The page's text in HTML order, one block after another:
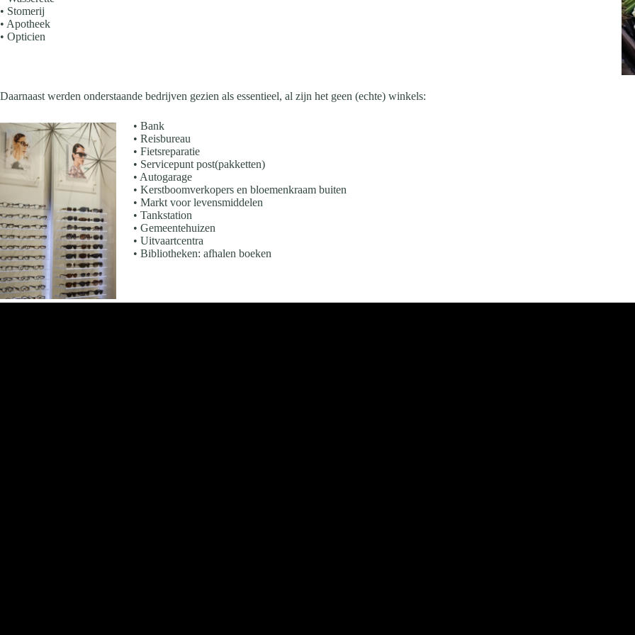
• Stomerij
• Apotheek
• Opticien
Daarnaast werden onderstaande bedrijven gezien als essentieel, al zijn het geen (echte) winkels:
• Bank
• Reisbureau
• Fietsreparatie
• Servicepunt post(pakketten)
• Autogarage
• Kerstboomverkopers en bloemenkraam buiten
• Markt voor levensmiddelen
• Tankstation
• Gemeentehuizen
• Uitvaartcentra
• Bibliotheken: afhalen boeken